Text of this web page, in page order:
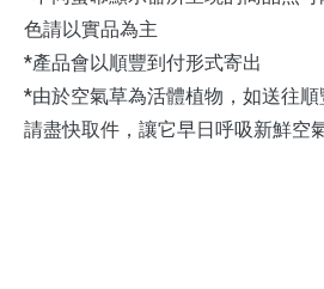
色請以實品為主
*產品會以順豐到付形式寄出
*由於空氣草為活體植物，如送往
請盡快取件，讓它早日呼吸新鮮空